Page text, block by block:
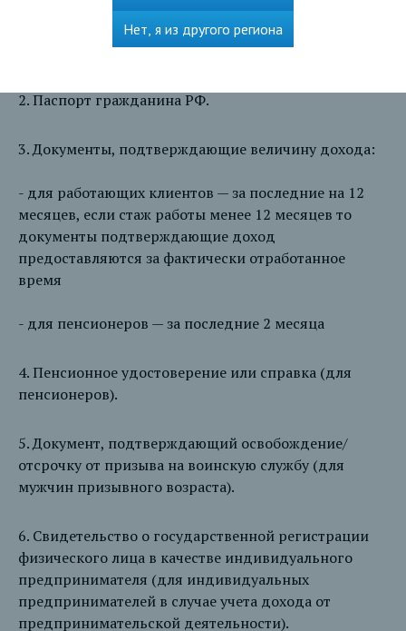
1. Заявление на рассмотрение заявки на кредит.
2. Паспорт гражданина РФ.
3. Документы, подтверждающие величину дохода:
- для работающих клиентов — за последние на 12
месяцев, если стаж работы менее 12 месяцев то
документы подтверждающие доход
предоставляются за фактически отработанное
время
- для пенсионеров — за последние 2 месяца
4. Пенсионное удостоверение или справка (для
пенсионеров).
5. Документ, подтверждающий освобождение/
отсрочку от призыва на воинскую службу (для
мужчин призывного возраста).
6. Свидетельство о государственной регистрации
физического лица в качестве индивидуального
предпринимателя (для индивидуальных
предпринимателей в случае учета дохода от
предпринимательской деятельности).
Нет, я из другого региона